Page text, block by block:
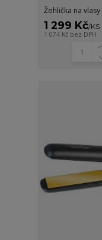
Žehlička na vlasy
1 299 Kč/KS
1 074 Kč bez DPH